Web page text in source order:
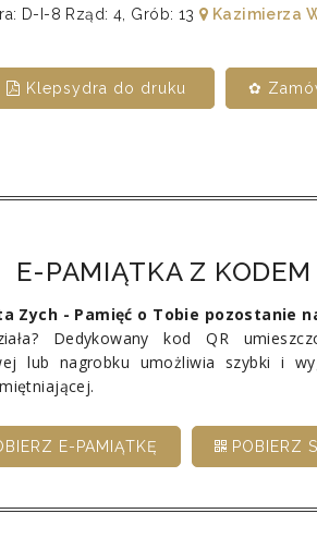
D-I-8 Rząd: 4, Grób: 13 Kazimierza
Klepsydra do druku ✿
E-PAMIĄTKA Z KODEM
Zych - Pamięć o Tobie pozostanie
Dedykowany kod QR
lub nagrobku umożliwia szybki i
E-PAMIĄTKĘ POBIERZ